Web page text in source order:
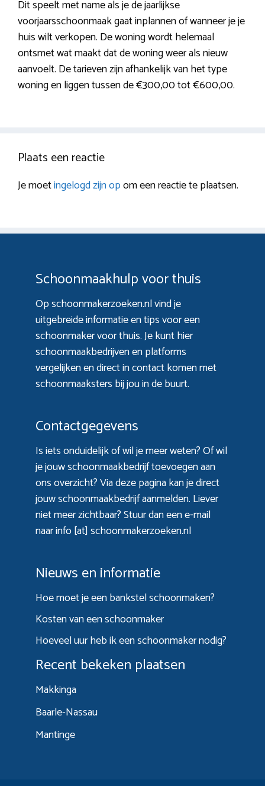
Dit speelt met name als je de jaarlijkse
voorjaarsschoonmaak gaat inplannen of wanneer je je
huis wilt verkopen. De woning wordt helemaal
ontsmet wat maakt dat de woning weer als nieuw
aanvoelt. De tarieven zijn afhankelijk van het type
woning en liggen tussen de €300,00 tot €600,00.
Plaats een reactie
Je moetingelogd zijn opom een reactie te plaatsen.
Schoonmaakhulp voor thuis
Op schoonmakerzoeken.nl vind je
uitgebreide informatie en tips voor een
schoonmaker voor thuis. Je kunt hier
schoonmaakbedrijven en platforms
vergelijken en direct in contact komen met
schoonmaaksters bij jou in de buurt.
Contactgegevens
Is iets onduidelijk of wil je meer weten? Of wil
je jouw schoonmaakbedrijf toevoegen aan
ons overzicht? Viadeze paginakan je direct
jouw schoonmaakbedrijf aanmelden. Liever
niet meer zichtbaar? Stuur dan een e-mail
naar info [at] schoonmakerzoeken.nl
Nieuws en informatie
Hoe moet je een bankstel schoonmaken?
Kosten van een schoonmaker
Hoeveel uur heb ik een schoonmaker nodig?
Recent bekeken plaatsen
Makkinga
Baarle-Nassau
Mantinge